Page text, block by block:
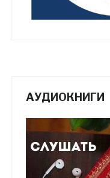
АУДИОКНИГИ